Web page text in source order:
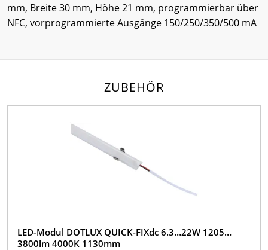
mm, Breite 30 mm, Höhe 21 mm, programmierbar über
NFC, vorprogrammierte Ausgänge 150/250/350/500 mA
ZUBEHÖR
LED-Modul DOTLUX QUICK-FIXdc 6.3…22W 1205…
3800lm 4000K 1130mm